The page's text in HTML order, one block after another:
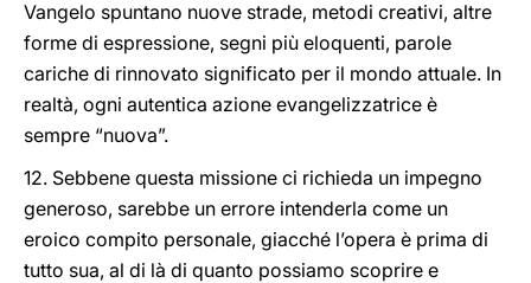
Vangelo spuntano nuove strade, metodi creativi, altre
forme di espressione, segni più eloquenti, parole
cariche di rinnovato significato per il mondo attuale. In
realtà, ogni autentica azione evangelizzatrice è
sempre “nuova”.
12. Sebbene questa missione ci richieda un impegno
generoso, sarebbe un errore intenderla come un
eroico compito personale, giacché l’opera è prima di
tutto sua, al di là di quanto possiamo scoprire e